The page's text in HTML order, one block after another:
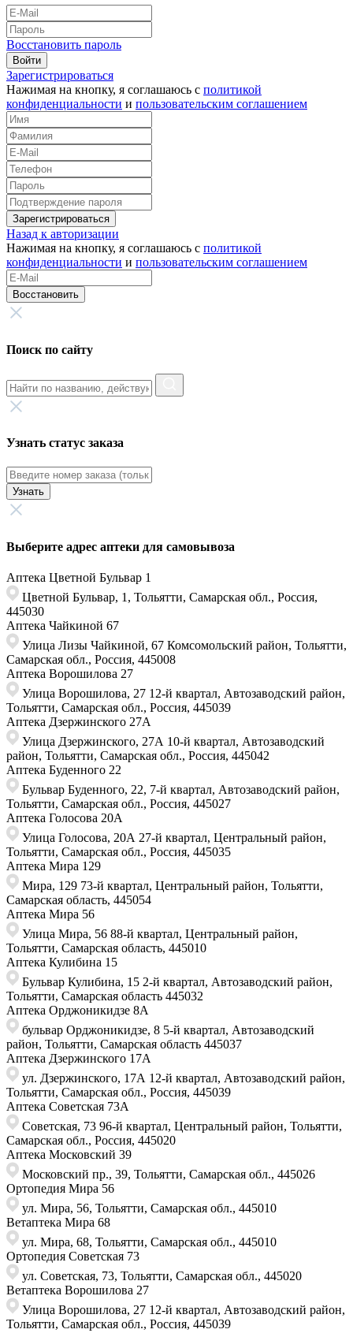
Восстановить пароль
Войти
Зарегистрироваться
Нажимая на кнопку, я соглашаюсь с политикой
конфиденциальности и пользовательским соглашением
Зарегистрироваться
Назад к авторизации
Нажимая на кнопку, я соглашаюсь с политикой
конфиденциальности и пользовательским соглашением
Восстановить
Поиск по сайту
Узнать статус заказа
Узнать
Выберите адрес аптеки для самовывоза
Аптека Цветной Бульвар 1
Цветной Бульвар, 1, Тольятти, Самарская обл., Россия,
445030
Аптека Чайкиной 67
Улица Лизы Чайкиной, 67​ Комсомольский район, Тольятти,
Самарская обл., Россия, 445008
Аптека Ворошилова 27
Улица Ворошилова, 27 ​12-й квартал, Автозаводский район,
Тольятти, Самарская обл., Россия,​ 445039
Аптека Дзержинского 27А
Улица Дзержинского, 27А 10-й квартал, Автозаводский
район, Тольятти, Самарская обл., Россия, 445042
Аптека Буденного 22
Бульвар Буденного, 22, ​7-й квартал, Автозаводский район,
Тольятти, Самарская обл., Россия, ​445027
Аптека Голосова 20А
Улица ​Голосова, 20А 27-й квартал, Центральный район,
Тольятти, Самарская обл., ​Россия, 445035
Аптека Мира 129
Мира, 129 73-й квартал, Центральный район, Тольятти,
Самарская область, 445054
Аптека Мира 56
Улица Мира, 56 88-й квартал, Центральный район,
Тольятти, Самарская область, 445010
Аптека Кулибина 15
Бульвар Кулибина, 15 2-й квартал, Автозаводский район,
Тольятти, Самарская область ​445032
Аптека Орджоникидзе 8А
бульвар Орджоникидзе, 8 ​5-й квартал, Автозаводский
район, Тольятти, Самарская область ​445037
Аптека Дзержинского 17А
ул. Дзержинского, 17А 12-й квартал, Автозаводский район,
Тольятти, Самарская обл., Россия, 445039
Аптека Советская 73A
Советская, 73 ​96-й квартал, Центральный район, Тольятти,
Самарская обл., Россия, ​445020
Аптека Московский 39
Московский пр., 39, Тольятти, Самарская обл., 445026
Ортопедия Мира 56
ул. Мира, 56, Тольятти, Самарская обл., 445010
Ветаптека Мира 68
ул. Мира, 68, Тольятти, Самарская обл., 445010
Ортопедия Советская 73
ул. Советская, 73, Тольятти, Самарская обл., 445020
Ветаптека Ворошилова 27
Улица Ворошилова, 27 ​12-й квартал, Автозаводский район,
Тольятти, Самарская обл., Россия,​ 445039